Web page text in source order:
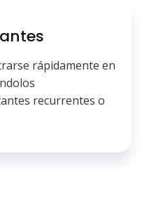
rápidamente en
recurrentes o